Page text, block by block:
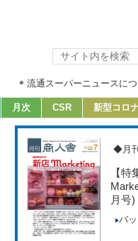
流通スーパーニュースに
月次 CSR 新型コロ
◆月
【
月号)
バ